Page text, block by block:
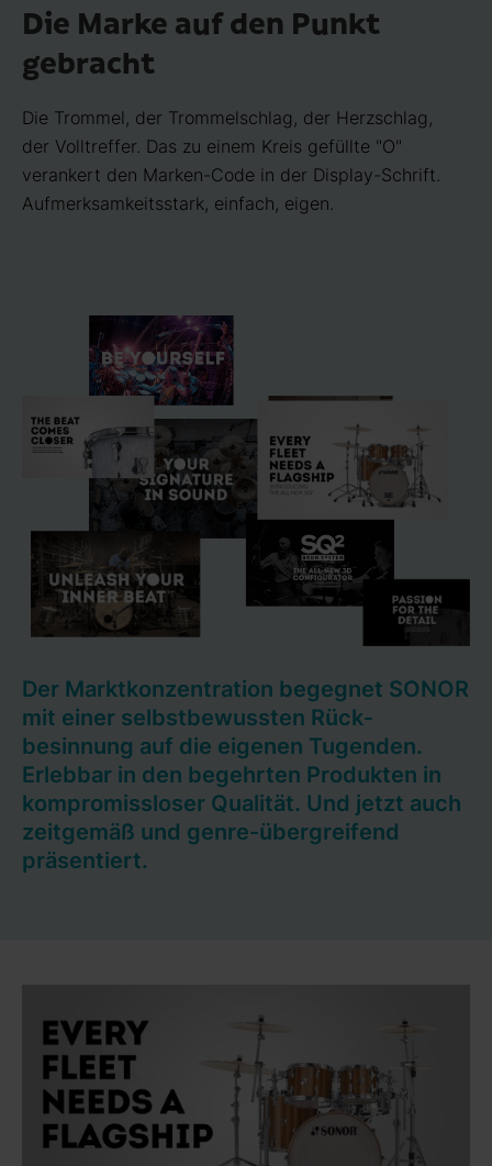
Die Marke auf den Punkt
gebracht
Die Trommel, der Trommel­schlag, der Herz­schlag,
der Voll­treffer. Das zu einem Kreis gefüllte "O"
verankert den Marken-Code in der Display-Schrift.
Aufmerksam­keits­stark, einfach, eigen.
Der Marktkonzentration begegnet SONOR
mit einer selbst­bewussten Rück­
besinnung auf die eigenen Tugenden.
Erlebbar in den begehrten Produkten in
kompromiss­loser Qualität. Und jetzt auch
zeit­gemäß und genre-über­greifend
präsentiert.